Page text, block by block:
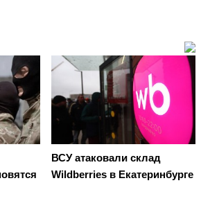
ВСУ атаковали склад
Wildberries в Екатеринбурге